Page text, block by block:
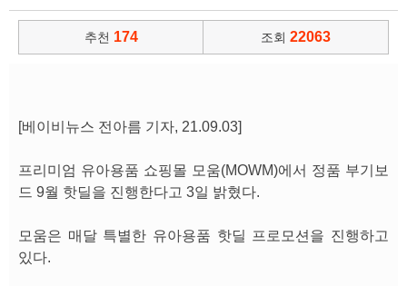
추천 174 조회 22063
[베이비뉴스 전아름 기자, 21.09.03]
프리미엄 유아용품 쇼핑몰 모움(MOWM)에서 정품 부기보
드 9월 핫딜을 진행한다고 3일 밝혔다.
모움은 매달 특별한 유아용품 핫딜 프로모션을 진행하고
있다.